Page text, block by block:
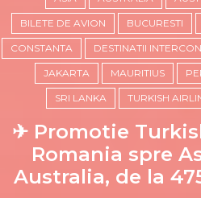
BILETE DE AVION BUCURESTI
CONSTANTA DESTINATII
JAKARTA MAURITIUS
SRI LANKA TURKISH
✈ Promotie
Romania spre
Australia, de la